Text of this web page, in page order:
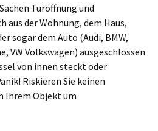
Türöffnung und
aus der Wohnung, dem Haus,
sogar dem Auto (Audi, BMW,
VW Volkswagen) ausgeschlossen
von innen steckt oder
Riskieren Sie keinen
Ihrem Objekt um